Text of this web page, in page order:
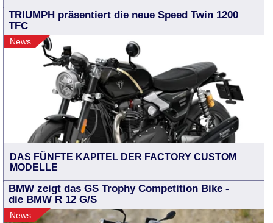
TRIUMPH präsentiert die neue Speed Twin 1200
TFC
News
DAS FÜNFTE KAPITEL DER FACTORY CUSTOM
MODELLE
BMW zeigt das GS Trophy Competition Bike -
die BMW R 12 G/S
News